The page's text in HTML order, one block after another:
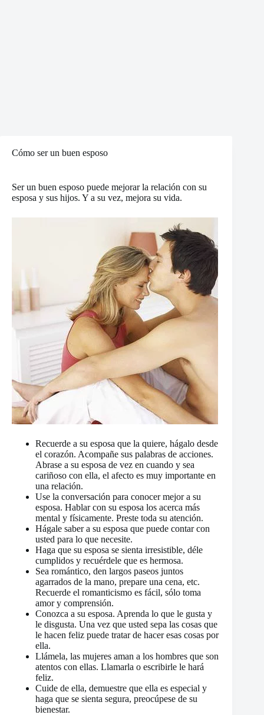
Cómo ser un buen esposo
Ser un buen esposo puede mejorar la relación con su
esposa y sus hijos. Y a su vez, mejora su vida.
Recuerde a su esposa que la quiere, hágalo desde
el corazón. Acompañe sus palabras de acciones.
Abrase a su esposa de vez en cuando y sea
cariñoso con ella, el afecto es muy importante en
una relación.
Use la conversación para conocer mejor a su
esposa. Hablar con su esposa los acerca más
mental y físicamente. Preste toda su atención.
Hágale saber a su esposa que puede contar con
usted para lo que necesite.
Haga que su esposa se sienta irresistible, déle
cumplidos y recuérdele que es hermosa.
Sea romántico, den largos paseos juntos
agarrados de la mano, prepare una cena, etc.
Recuerde el romanticismo es fácil, sólo toma
amor y comprensión.
Conozca a su esposa. Aprenda lo que le gusta y
le disgusta. Una vez que usted sepa las cosas que
le hacen feliz puede tratar de hacer esas cosas por
ella.
Llámela, las mujeres aman a los hombres que son
atentos con ellas. Llamarla o escribirle le hará
feliz.
Cuide de ella, demuestre que ella es especial y
haga que se sienta segura, preocúpese de su
bienestar.